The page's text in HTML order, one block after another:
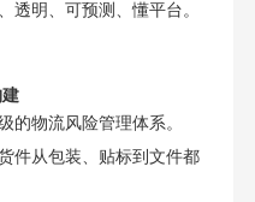
明、可预测、懂平台。
的物流风险管理体系。
件从包装、贴标到文件都